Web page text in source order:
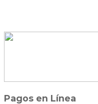
Pagos en Línea